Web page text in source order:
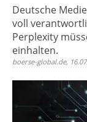
Deutsche
voll
Perplexity
einhalten.
boerse-global.de,